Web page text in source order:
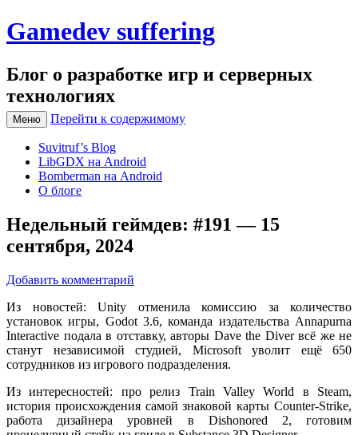
Gamedev suffering
Блог о разработке игр и серверных
технологиях
Меню Перейти к содержимому
Suvitruf’s Blog
LibGDX на Android
Bomberman на Android
О блоге
Недельный геймдев: #191 — 15
сентября, 2024
Добавить комментарий
Из новостей: Unity отменила комиссию за количество
установок игры, Godot 3.6, команда издательства Annapurna
Interactive подала в отставку, авторы Dave the Diver всё же не
станут независимой студией, Microsoft уволит ещё 650
сотрудников из игрового подразделения.
Из интересностей: про релиз Train Valley World в Steam,
история происхождения самой знаковой карты Counter-Strike,
работа дизайнера уровней в Dishonored 2, готовим